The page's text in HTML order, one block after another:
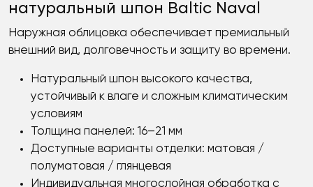
натуральный шпон Baltic Naval
Наружная облицовка обеспечивает премиальный
внешний вид, долговечность и защиту во времени.
Натуральный шпон высокого качества,
устойчивый к влаге и сложным климатическим
условиям
Толщина панелей: 16–21 мм
Доступные варианты отделки: матовая /
полуматовая / глянцевая
Индивидуальная многослойная обработка с